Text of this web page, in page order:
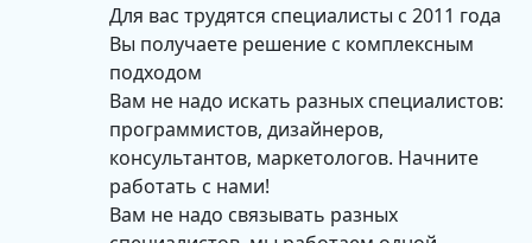
Для вас трудятся специалисты с 2011 года
Вы получаете решение с комплексным
подходом
Вам не надо искать разных специалистов:
программистов, дизайнеров,
консультантов, маркетологов. Начните
работать с нами!
Вам не надо связывать разных